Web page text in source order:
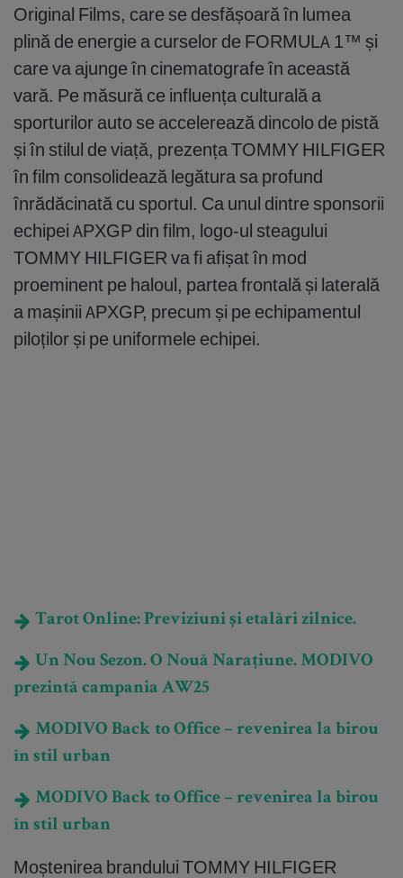
Original Films, care se desfășoară în lumea
plină de energie a curselor de FORMULA 1™️ și
care va ajunge în cinematografe în această
vară. Pe măsură ce influența culturală a
sporturilor auto se accelerează dincolo de pistă
și în stilul de viață, prezența TOMMY HILFIGER
în film consolidează legătura sa profund
înrădăcinată cu sportul. Ca unul dintre sponsorii
echipei APXGP din film, logo-ul steagului
TOMMY HILFIGER va fi afișat în mod
proeminent pe haloul, partea frontală și laterală
a mașinii APXGP, precum și pe echipamentul
piloților și pe uniformele echipei.
Tarot Online: Previziuni și etalări zilnice.
Un Nou Sezon. O Nouă Narațiune. MODIVO
prezintă campania AW25
MODIVO Back to Office – revenirea la birou
în stil urban
MODIVO Back to Office – revenirea la birou
în stil urban
Moștenirea brandului TOMMY HILFIGER